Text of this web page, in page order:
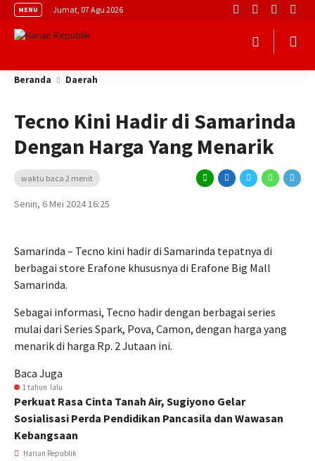
MENU Jumat, 07 Agu 2026
Beranda Daerah
Tecno Kini Hadir di Samarinda
Dengan Harga Yang Menarik
waktu baca 2 menit
Senin, 6 Mei 2024 16:25
Samarinda – Tecno kini hadir di Samarinda tepatnya di
berbagai store Erafone khususnya di Erafone Big Mall
Samarinda.
Sebagai informasi, Tecno hadir dengan berbagai series
mulai dari Series Spark, Pova, Camon, dengan harga yang
menarik di harga Rp. 2 Jutaan ini.
Baca Juga
1 tahun lalu
Perkuat Rasa Cinta Tanah Air, Sugiyono Gelar
Sosialisasi Perda Pendidikan Pancasila dan Wawasan
Kebangsaan
Harian Republik